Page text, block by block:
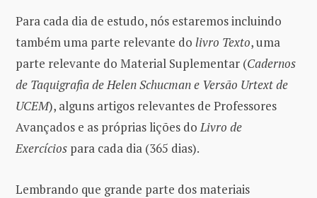
Para cada dia de estudo, nós estaremos incluindo
também uma parte relevante do livro Texto, uma
parte relevante do Material Suplementar (Cadernos
de Taquigrafia de Helen Schucman e Versão Urtext de
UCEM), alguns artigos relevantes de Professores
Avançados e as próprias lições doLivro de
Exercícios para cada dia (365 dias).
Lembrando que grande parte dos materiais